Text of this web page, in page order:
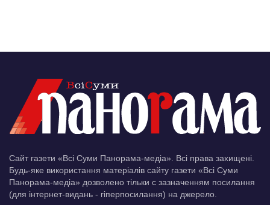
Сайт газети «Всі Суми Панорама-медіа». Всі права захищені.
Будь-яке використання матеріалів сайту газети «Всі Суми
Панорама-медіа» дозволено тільки c зазначенням посилання
(для інтернет-видань - гіперпосилання) на джерело.